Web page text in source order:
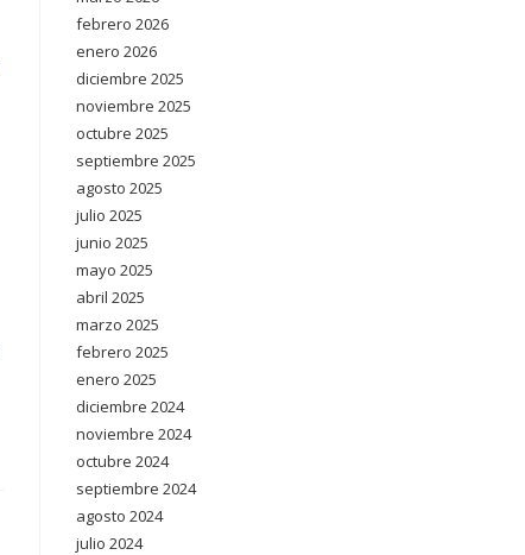
febrero 2026
enero 2026
diciembre 2025
noviembre 2025
octubre 2025
septiembre 2025
agosto 2025
julio 2025
junio 2025
mayo 2025
abril 2025
marzo 2025
febrero 2025
enero 2025
diciembre 2024
noviembre 2024
octubre 2024
septiembre 2024
agosto 2024
julio 2024